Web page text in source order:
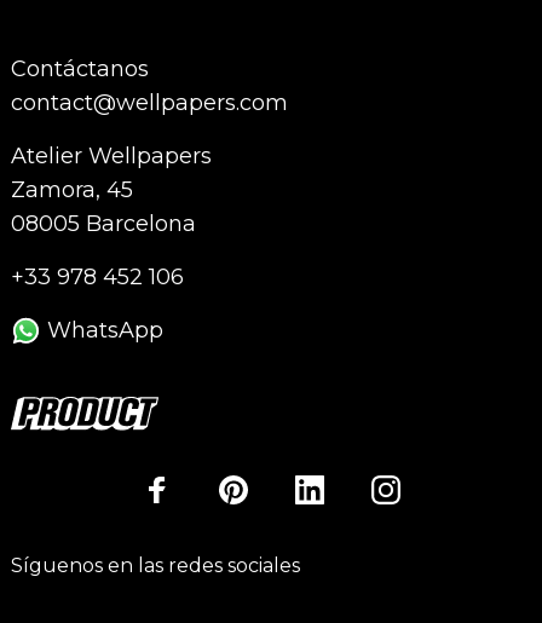
Contáctanos
contact@wellpapers.com
Atelier Wellpapers
Zamora, 45
08005 Barcelona
+33 978 452 106
WhatsApp
Síguenos en las redes sociales